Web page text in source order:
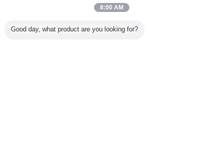
8:00 AM
Good day, what product are you looking for?